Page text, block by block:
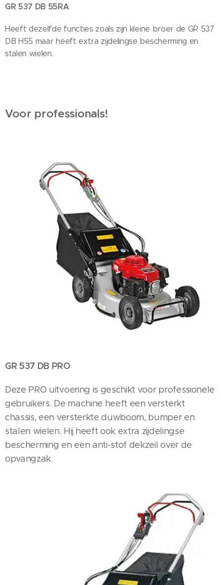
GR 537 DB 55RA
Heeft dezelfde functies zoals zijn kleine broer de GR 537
DB H55 maar heeft extra zijdelingse bescherming en
stalen wielen.
Voor professionals!
GR 537 DB PRO
Deze PRO uitvoering is geschikt voor professionele
gebruikers. De machine heeft een versterkt
chassis, een versterkte duwboom, bumper en
stalen wielen. Hij heeft ook extra zijdelingse
bescherming en een anti-stof dekzeil over de
opvangzak.